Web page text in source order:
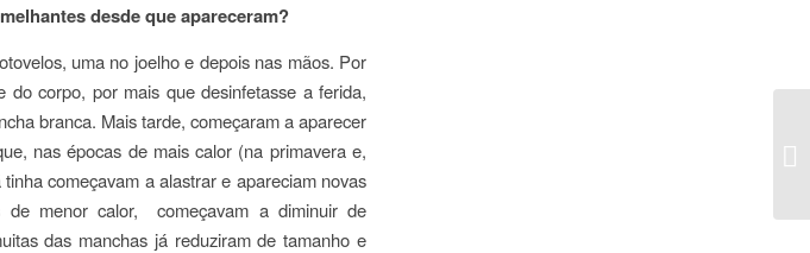
desde que apareceram?
uma no joelho e depois nas mãos. Por
corpo, por mais que desinfetasse a ferida,
branca. Mais tarde, começaram a aparecer
nas épocas de mais calor (na primavera e,
começavam a alastrar e apareciam novas
menor calor, começavam a diminuir de
das manchas já reduziram de tamanho e